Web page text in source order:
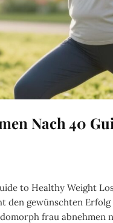
Nach 40
to Healthy Weight
den gewünschten
frau